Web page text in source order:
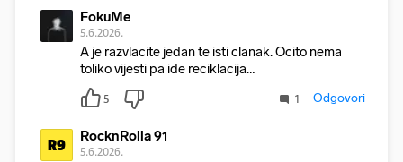
FokuMe
5.6.2026.
A je razvlacite jedan te isti clanak. Ocito nema
toliko vijesti pa ide reciklacija…
5 1 Odgovori
R9 RocknRolla 91
5.6.2026.